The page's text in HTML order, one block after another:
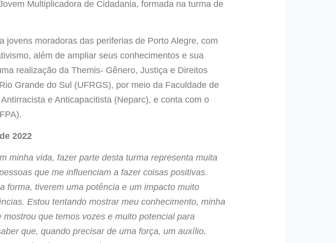
Multiplicadora de Cidadania, formada na turma de
moradoras das periferias de Porto Alegre, com
além de ampliar seus conhecimentos e sua
realização da Themis- Gênero, Justiça e Direitos
Grande do Sul (UFRGS), por meio da Faculdade de
e Anticapacitista (Neparc), e conta com o
2022
minha vida, fazer parte desta turma representa muita
que me influenciam a fazer coisas positivas.
forma, tiverem uma potência e um impacto muito
Estou tentando mostrar meu conhecimento, minha
que temos vozes e muito potencial para
que, quando precisar de uma força, um auxílio,